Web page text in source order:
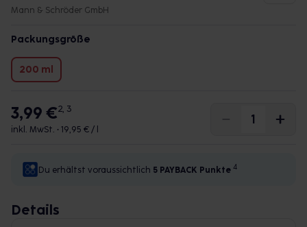
Mann & Schröder GmbH
Packungsgröße
200 ml
3,99 €2, 3
inkl. MwSt. • 19,95 € / l
Du erhältst voraussichtlich 5 PAYBACK Punkte 4
Details